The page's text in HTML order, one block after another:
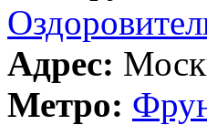
Адрес:
Метро: